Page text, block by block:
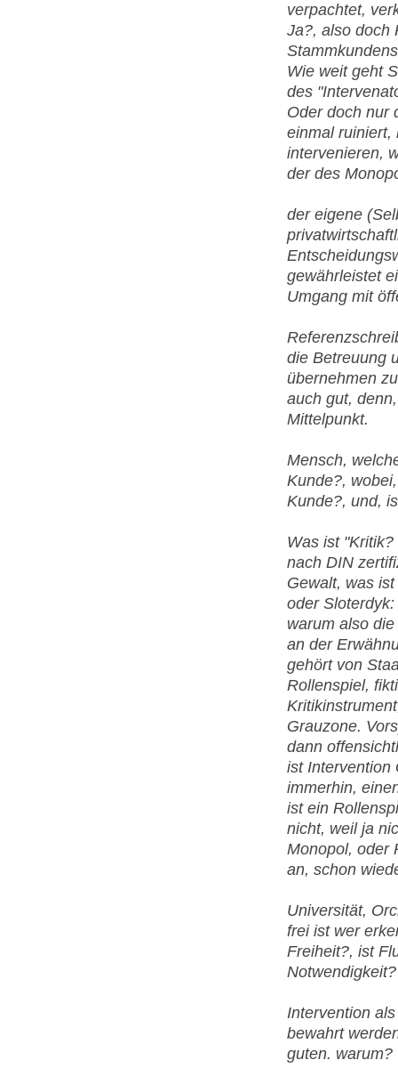
verpachtet,
Ja?, also doch
Wie weit geht
des
Oder doch nur
einmal ruiniert,
intervenieren,
der des
der eigene
gewährleistet
Umgang mit
die Betreuung
übernehmen
auch gut,
Mittelpunkt.
Mensch,
Kunde?,
Kunde?, und,
Was ist
nach DIN
Gewalt, was
oder
warum also
an der
gehört von
Rollenspiel,
Grauzone.
dann
ist Intervention
immerhin,
ist ein
nicht, weil ja
Monopol, oder
an, schon
Universität,
frei ist wer
Freiheit?, ist
Notwendigkeit?
Intervention
bewahrt
guten. warum?